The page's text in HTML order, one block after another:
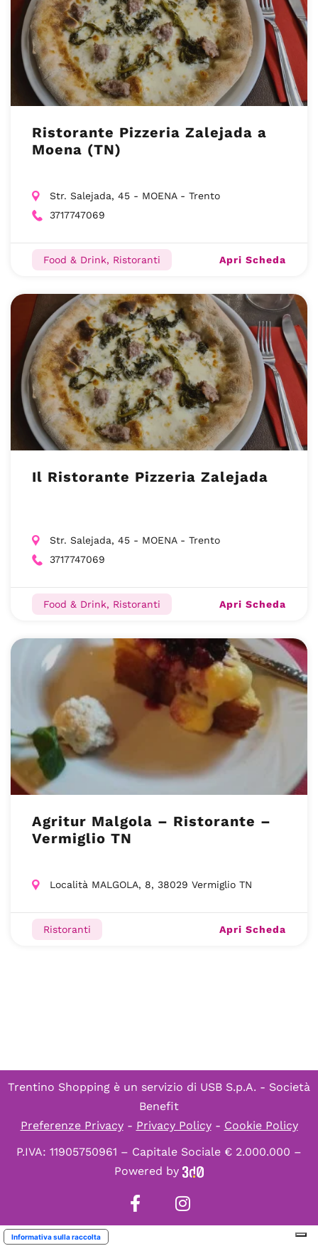
Ristorante Pizzeria Zalejada a
Moena (TN)
Str. Salejada, 45 - MOENA - Trento
3717747069
Food & Drink, Ristoranti Apri Scheda
Il Ristorante Pizzeria Zalejada
Str. Salejada, 45 - MOENA - Trento
3717747069
Food & Drink, Ristoranti Apri Scheda
Agritur Malgola – Ristorante –
Vermiglio TN
Località MALGOLA, 8, 38029 Vermiglio TN
Ristoranti Apri Scheda
Trentino Shopping è un servizio di USB S.p.A. - Società
Benefit
Preferenze Privacy- Privacy Policy- Cookie Policy
P.IVA: 11905750961 – Capitale Sociale € 2.000.000 –
Powered by
Informativa sulla raccolta